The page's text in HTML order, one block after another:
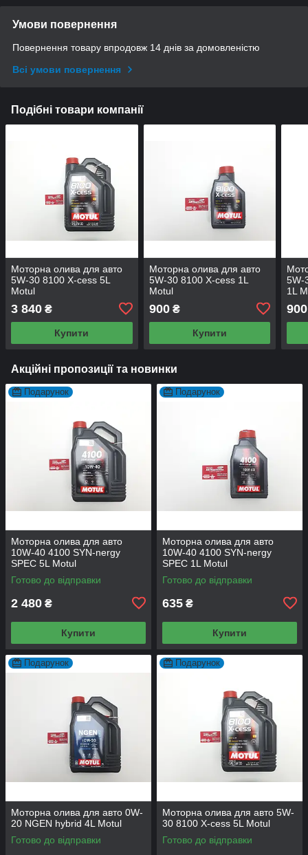
Умови повернення
Повернення товару впродовж 14 днів за домовленістю
Всі умови повернення
Подібні товари компанії
Моторна олива для авто
5W-30 8100 X-cess 5L
Motul
3 840 ₴
Купити
Моторна олива для авто
5W-30 8100 X-cess 1L
Motul
900₴
Купити
5W-
1L
900
Акційні пропозиції та новинки
Подарунок
Моторна олива для авто
10W-40 4100 SYN-nergy
SPEC 5L Motul
Готово до відправки
2 480 ₴
Купити
Подарунок
Моторна олива для авто
10W-40 4100 SYN-nergy
SPEC 1L Motul
Готово до відправки
635 ₴
Купити
Подарунок
Моторна олива для авто 0W-
20 NGEN hybrid 4L Motul
Готово до відправки
Подарунок
Моторна олива для авто 5W-
30 8100 X-cess 5L Motul
Готово до відправки